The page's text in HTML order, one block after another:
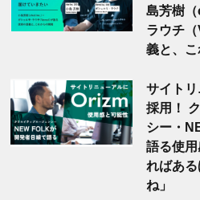
島芳樹
ラウチ
義と、
サイト
採用！
シー・
語る使
ればあ
ね」